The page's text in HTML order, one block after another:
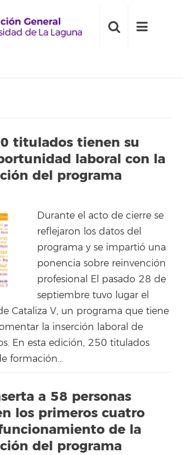
titulados tienen su
laboral con la
del programa
Durante el acto de cierre se
reflejaron los datos del
programa y se impartió una
ponencia sobre reinvención
profesional El pasado 28 de
septiembre tuvo lugar el
Cataliza V, un programa que tiene
la inserción laboral de
En esta edición, 250 titulados
formación...
a 58 personas
los primeros cuatro
de la
del programa